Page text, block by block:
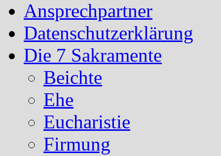
Ansprechpartner
Datenschutzerklärung
Die 7 Sakramente
Beichte
Ehe
Eucharistie
Firmung